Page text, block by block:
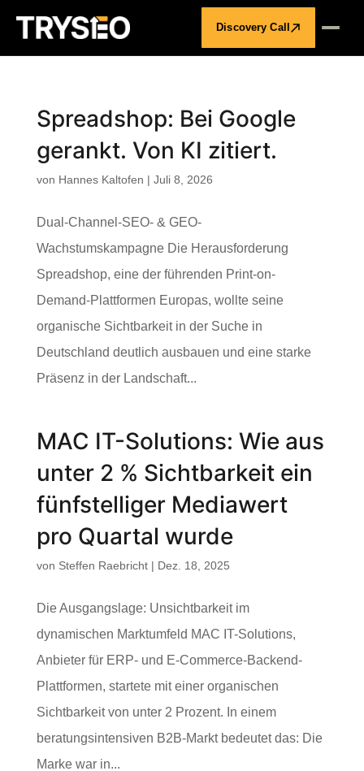
Discovery Call
Spreadshop: Bei Google
gerankt. Von KI zitiert.
von Hannes Kaltofen | Juli 8, 2026
Dual-Channel-SEO- & GEO-
Wachstumskampagne Die Herausforderung
Spreadshop, eine der führenden Print-on-
Demand-Plattformen Europas, wollte seine
organische Sichtbarkeit in der Suche in
Deutschland deutlich ausbauen und eine starke
Präsenz in der Landschaft...
MAC IT-Solutions: Wie aus
unter 2 % Sichtbarkeit ein
fünfstelliger Mediawert
pro Quartal wurde
von Steffen Raebricht| Dez. 18, 2025
Die Ausgangslage: Unsichtbarkeit im
dynamischen Marktumfeld MAC IT-Solutions,
Anbieter für ERP- und E-Commerce-Backend-
Plattformen, startete mit einer organischen
Sichtbarkeit von unter 2 Prozent. In einem
beratungsintensiven B2B-Markt bedeutet das: Die
Marke war in...